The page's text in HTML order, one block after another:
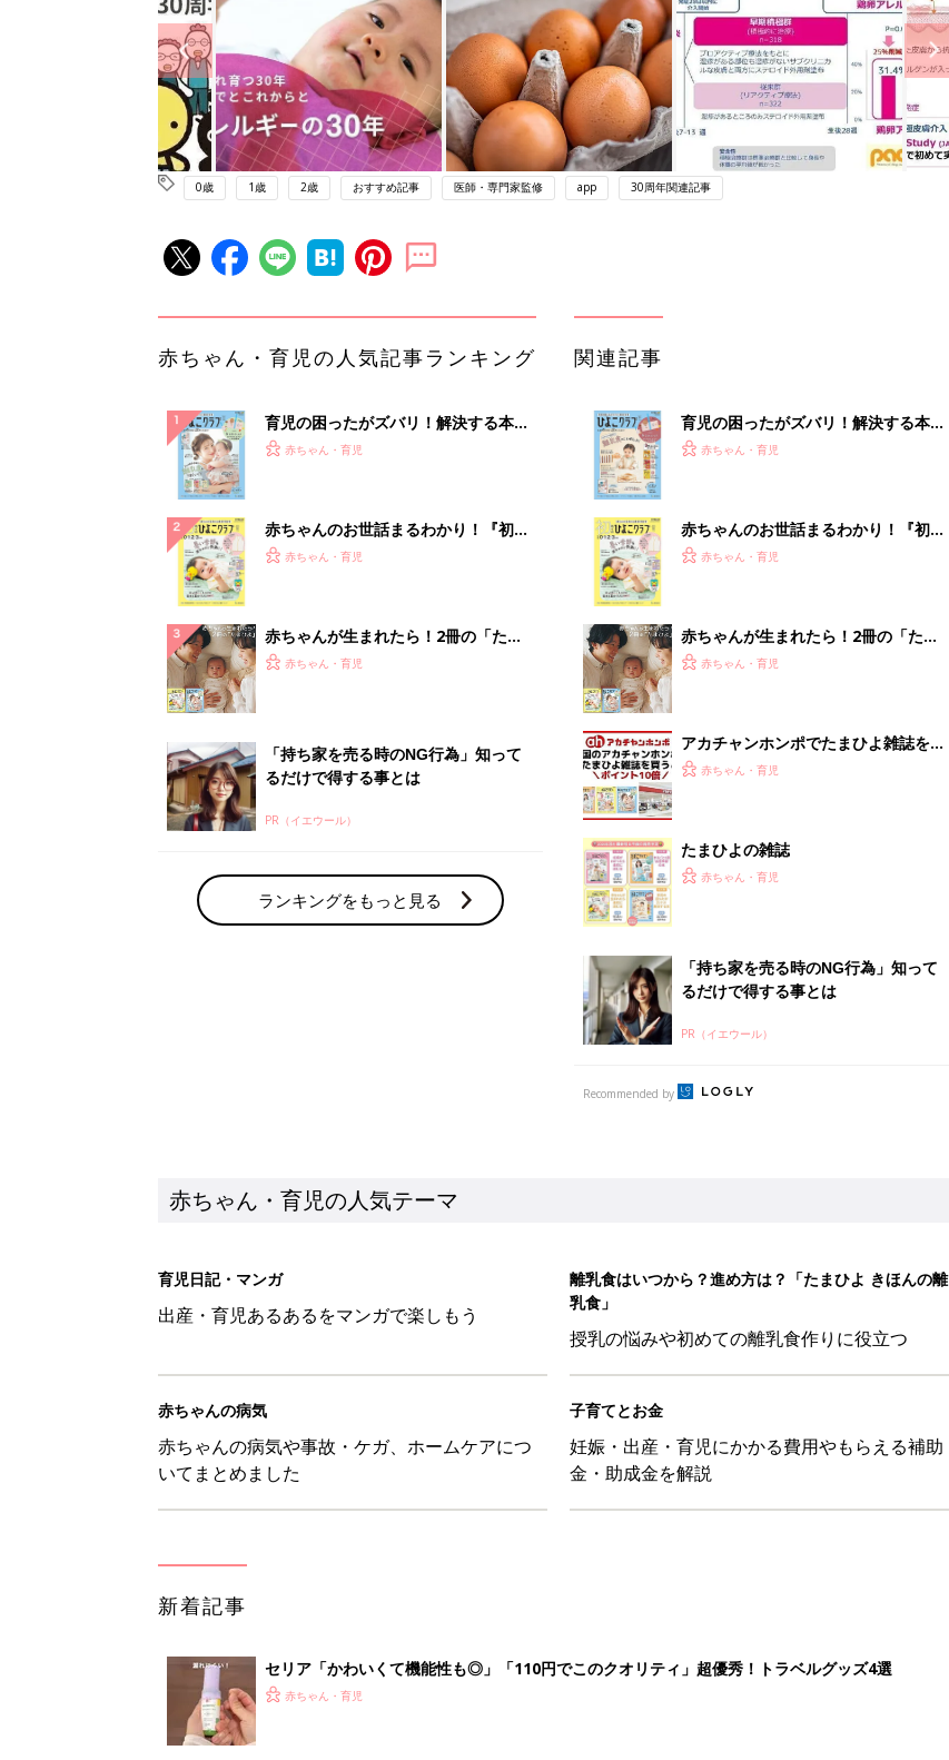
0歳 1歳 2歳 おすすめ記事 医師・専門家監修 app 30周年関連記事
赤ちゃん・育児の人気記事ランキング
育児の困ったがズバリ！解決する本
『ひよこクラブ 夏号』 4カ月～2才
赤ちゃん・育児
赤ちゃんのお世話まるわかり！『初め
てのひよこクラブ 夏号』〈巻頭大特
赤ちゃん・育児
赤ちゃんが生まれたら！2冊の「たま
ひよ」
赤ちゃん・育児
「持ち家を売る時のNG行為」知って
るだけで得する事とは
PR（イエウール）
ランキングをもっと見る
関連記事
育児の困ったがズバリ！解決する本
『ひよこクラブ 秋号』 4カ月～2才
赤ちゃん・育児
赤ちゃんのお世話まるわかり！『初め
てのひよこクラブ 夏号』〈巻頭大特
赤ちゃん・育児
赤ちゃんが生まれたら！2冊の「たま
ひよ」
赤ちゃん・育児
アカチャンホンポでたまひよ雑誌を買
うとポイント10倍【期間限定】
赤ちゃん・育児
たまひよの雑誌
赤ちゃん・育児
「持ち家を売る時のNG行為」知って
るだけで得する事とは
PR（イエウール）
Recommended by
赤ちゃん・育児の人気テーマ
育児日記・マンガ
出産・育児あるあるをマンガで楽しもう
離乳食はいつから？進め方は？「たまひよ きほんの離
乳食」
授乳の悩みや初めての離乳食作りに役立つ
赤ちゃんの病気
赤ちゃんの病気や事故・ケガ、ホームケアにつ
いてまとめました
子育てとお金
妊娠・出産・育児にかかる費用やもらえる補助
金・助成金を解説
新着記事
セリア「かわいくて機能性も◎」「110円でこのクオリティ」超優秀！トラベルグッズ4選
赤ちゃん・育児